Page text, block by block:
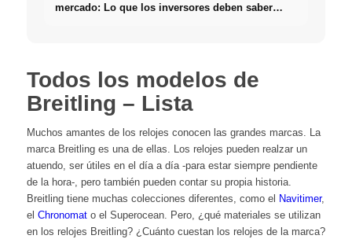
mercado: Lo que los inversores deben saber
Todos los modelos de
Breitling – Lista
Muchos amantes de los relojes conocen las grandes marcas. La
marca Breitling es una de ellas. Los relojes pueden realzar un
atuendo, ser útiles en el día a día -para estar siempre pendiente
de la hora-, pero también pueden contar su propia historia.
Breitling tiene muchas colecciones diferentes, como el Navitimer,
el Chronomato el Superocean. Pero, ¿qué materiales se utilizan
en los relojes Breitling? ¿Cuánto cuestan los relojes de la marca?